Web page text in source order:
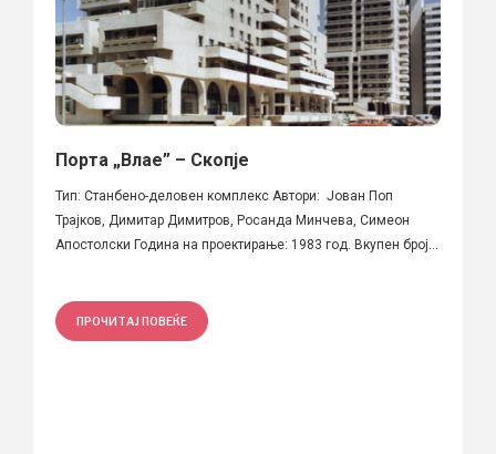
Порта „Влае” – Скопје
Тип: Станбено-деловен комплекс Автори: Јован Поп
Трајков, Димитар Димитров, Росанда Минчева, Симеон
Апостолски Година на проектирање: 1983 год. Вкупен број...
ПРОЧИТАЈ ПОВЕЌЕ